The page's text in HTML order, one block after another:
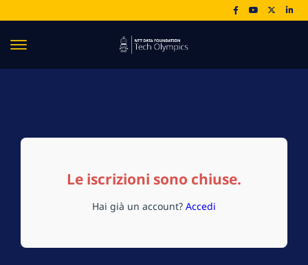
Le iscrizioni sono chiuse.
Hai già un account? Accedi